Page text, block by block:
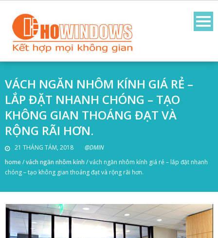
VÁCH NGĂN NHÔM KÍNH GIÁ RẺ –
LẮP ĐẶT NHANH CHÓNG – TẠO
KHÔNG GIAN THOÁNG ĐẠT VÀ
RỘNG RÃI HƠN.
21 THÁNG TÁM, 2018
@DMIN
home/vách ngăn nhôm kính /vách ngăn nhôm kính giá rẻ – lắp đặt nhanh
chóng – tạo không gian thoáng đạt và rộng rãi hơn.